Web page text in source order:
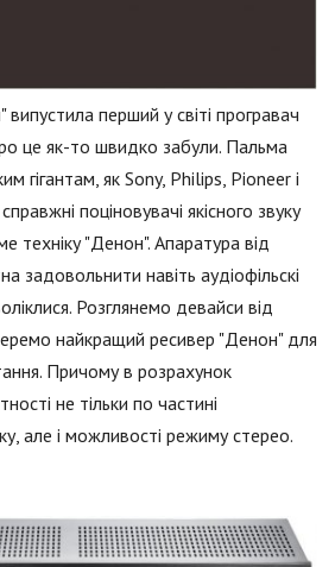
перший у світі програвач
це як-то швидко забули. Пальма
гігантам, як Sony, Philips, Pioneer і
поціновувачі якісного звуку
техніку "Денон". Апаратура від
задовольнити навіть аудіофільскі
Розглянемо девайси від
найкращий ресивер "Денон" для
Причому в розрахунок
не тільки по частині
але і можливості режиму стерео.